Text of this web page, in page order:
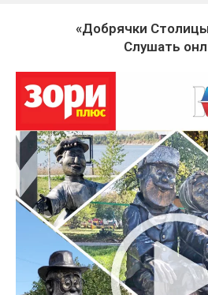
«Добрячки
Слушать